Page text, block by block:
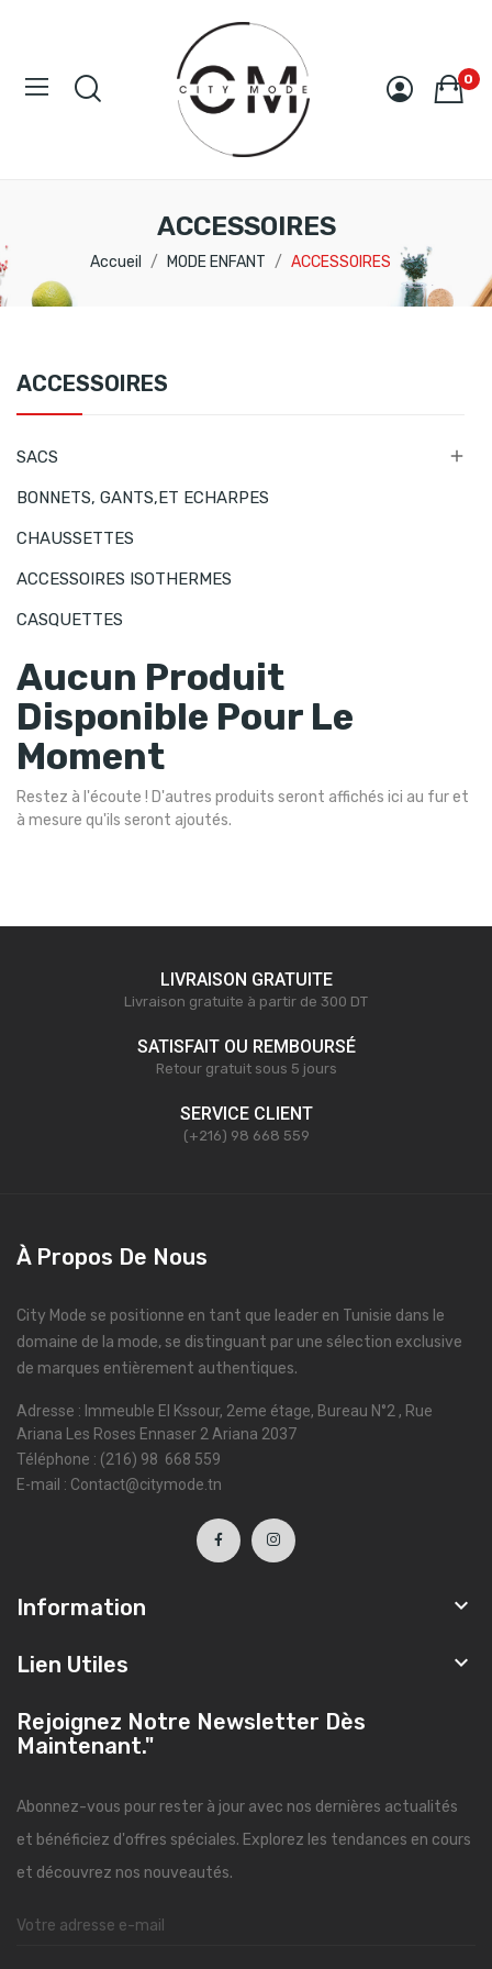
0
ACCESSOIRES
Accueil MODE ENFANT ACCESSOIRES
ACCESSOIRES
SACS 
BONNETS, GANTS,ET ECHARPES
CHAUSSETTES
ACCESSOIRES ISOTHERMES
CASQUETTES
Aucun Produit
Disponible Pour Le
Moment
Restez à l'écoute ! D'autres produits seront affichés ici au fur et
à mesure qu'ils seront ajoutés.
LIVRAISON GRATUITE
Livraison gratuite à partir de 300 DT
SATISFAIT OU REMBOURSÉ
Retour gratuit sous 5 jours
SERVICE CLIENT
(+216) 98 668 559
À Propos De Nous
City Mode se positionne en tant que leader en Tunisie dans le
domaine de la mode, se distinguant par une sélection exclusive
de marques entièrement authentiques.
Adresse : Immeuble El Kssour, 2eme étage, Bureau N°2 , Rue
Ariana Les Roses Ennaser 2 Ariana 2037
Téléphone : (216) 98 668 559
E-mail : Contact@citymode.tn
Information 
Lien Utiles 
Rejoignez Notre Newsletter Dès
Maintenant."
Abonnez-vous pour rester à jour avec nos dernières actualités
et bénéficiez d'offres spéciales. Explorez les tendances en cours
et découvrez nos nouveautés.